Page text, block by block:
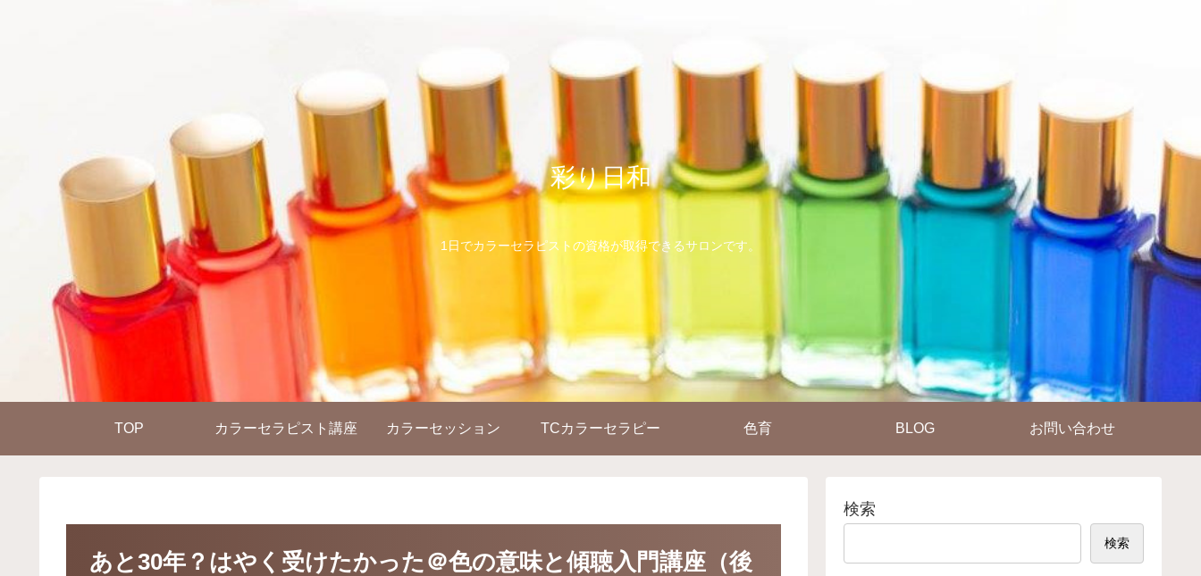
彩り日和
1日でカラーセラピストの資格が取得できるサロンです。
TOP カラーセラピスト講座 カラーセッション TCカラーセラピー 色育 BLOG お問い合わせ
あと30年？はやく受けたかった＠色の意味と傾聴入門講座（後
検索
検索